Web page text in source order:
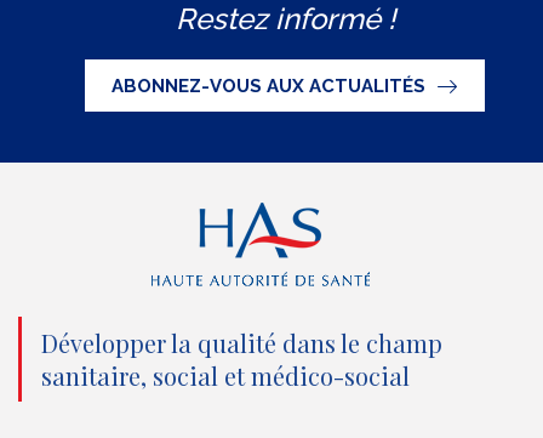
i
t
t
e
n
o
u
c
e
b
o
o
k
(
n
o
u
t
u
b
e
(
n
o
u
n
k
e
d
(
n
o
Restez informé !
ABONNEZ-VOUS AUX ACTUALITÉS
Développer la qualité dans le champ
sanitaire, social et médico-social